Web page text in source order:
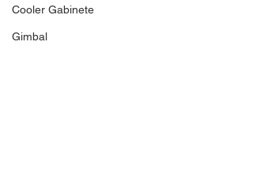
Cooler Gabinete
Gimbal